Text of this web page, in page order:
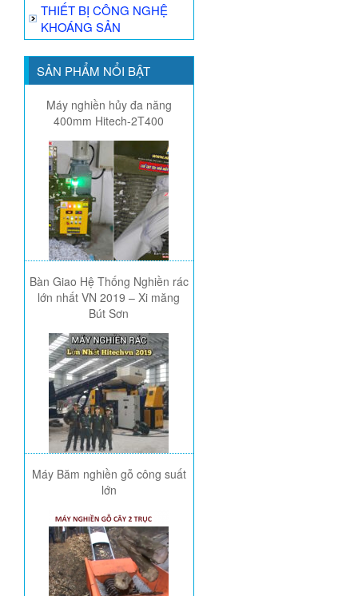
THIẾT BỊ CÔNG NGHỆ
KHOÁNG SẢN
SẢN PHẨM NỔI BẬT
Máy nghiền hủy đa năng
400mm Hitech-2T400
Bàn Giao Hệ Thống Nghiền rác
lớn nhất VN 2019 – Xi măng
Bút Sơn
Máy Băm nghiền gỗ công suất
lớn